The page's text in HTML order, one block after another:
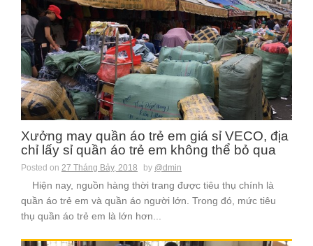
Xưởng may quần áo trẻ em giá sỉ VECO, địa
chỉ lấy sỉ quần áo trẻ em không thể bỏ qua
Posted on 27 Tháng Bảy, 2018 by @dmin
Hiện nay, nguồn hàng thời trang được tiêu thụ chính là
quần áo trẻ em và quần áo người lớn. Trong đó, mức tiêu
thụ quần áo trẻ em là lớn hơn...